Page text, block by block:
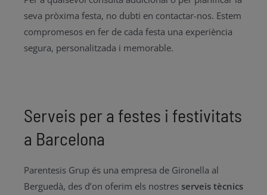
seva pròxima festa, no dubti en contactar-nos. Estem
compromesos en fer de cada festa una experiència
segura, personalitzada i memorable.
Serveis per a festes i festivitats
a Barcelona
Parentesis Grup és una empresa de Gironella al
Berguedà, des d’on oferim els nostres serveis tècnics